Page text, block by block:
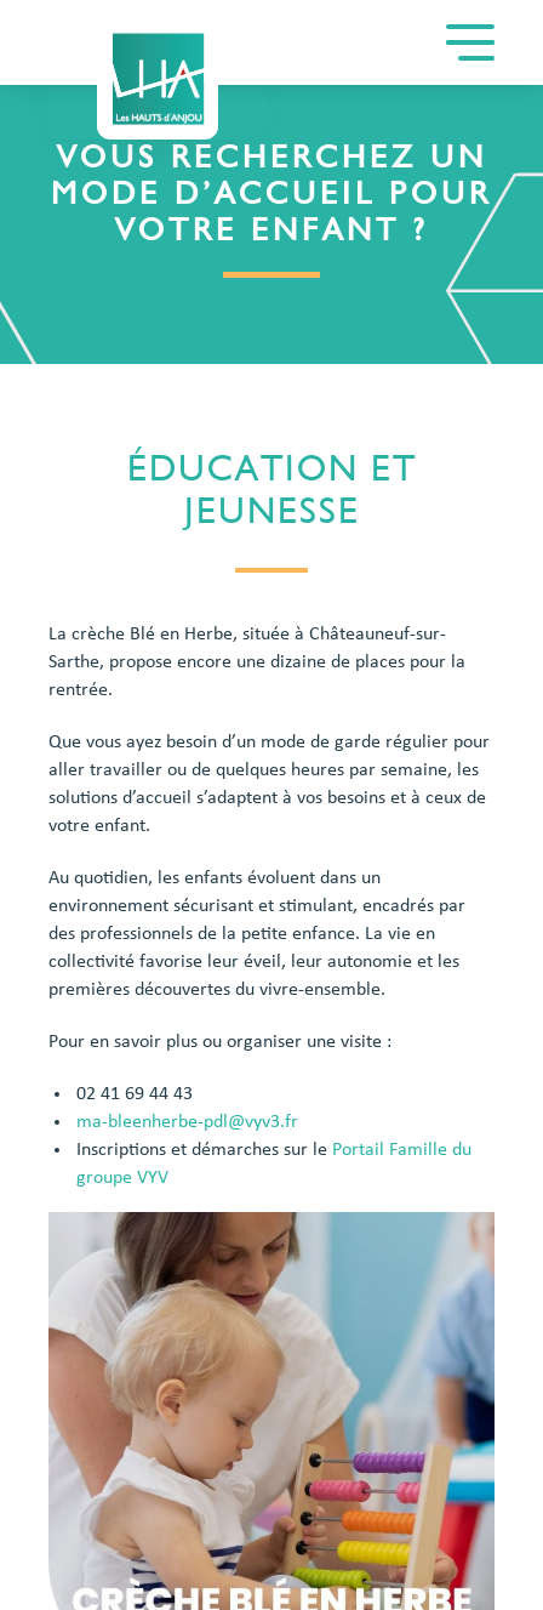
VOUS RECHERCHEZ UN
MODE D’ACCUEIL POUR
VOTRE ENFANT ?
ÉDUCATION ET
JEUNESSE
La crèche Blé en Herbe, située à Châteauneuf-sur-
Sarthe, propose encore une dizaine de places pour la
rentrée.
Que vous ayez besoin d’un mode de garde régulier pour
aller travailler ou de quelques heures par semaine, les
solutions d’accueil s’adaptent à vos besoins et à ceux de
votre enfant.
Au quotidien, les enfants évoluent dans un
environnement sécurisant et stimulant, encadrés par
des professionnels de la petite enfance. La vie en
collectivité favorise leur éveil, leur autonomie et les
premières découvertes du vivre-ensemble.
Pour en savoir plus ou organiser une visite :
02 41 69 44 43
ma-bleenherbe-pdl@vyv3.fr
Inscriptions et démarches sur le Portail Famille du
groupe VYV